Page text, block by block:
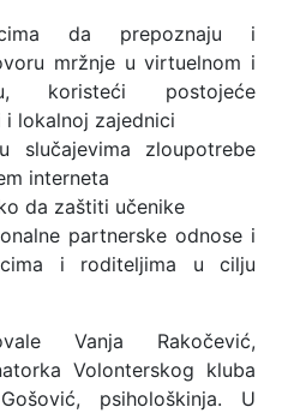
da prepoznaju i
mržnje u virtuelnom i
koristeći postojeće
i lokalnoj zajednici
slučajevima zloupotrebe
interneta
da zaštiti učenike
partnerske odnose i
i roditeljima u cilju
Vanja Rakočević,
Volonterskog kluba
psihološkinja. U